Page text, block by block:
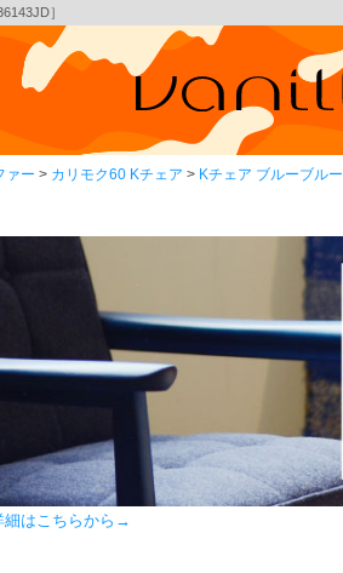
］
ァー カリモク60 Kチェア Kチェア ブルーブルー
細はこちらから→